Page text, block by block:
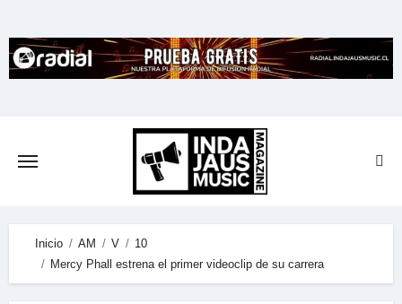
to
content
Inicio AM V
10
Mercy Phall estrena el primer videoclip de su carrera